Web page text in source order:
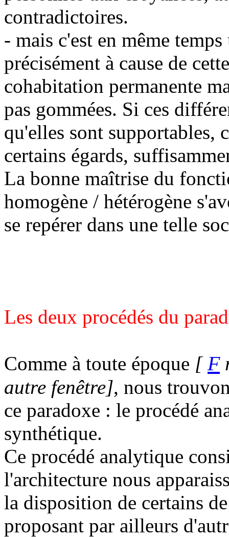
contradictoires.
- mais c'est en même
précisément à cause de
cohabitation permanente
pas gommées. Si ces
qu'elles sont supportables,
certains égards,
La bonne maîtrise du
homogène / hétérogène
se repérer dans une telle
Les deux procédés du
Comme à toute époque [F
autre fenêtre], nous
ce paradoxe : le procédé
synthétique.
Ce procédé analytique
l'architecture nous
la disposition de certains
proposant par ailleurs